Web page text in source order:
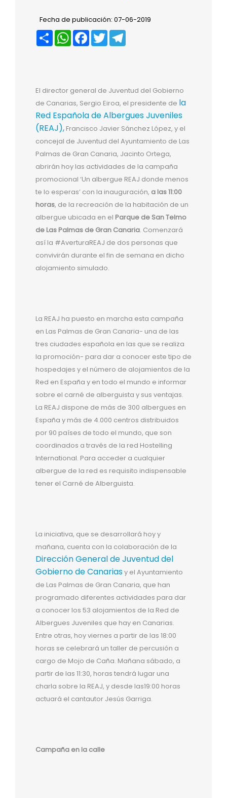
Fecha de publicación: 07-06-2019
CompartirWhatsAppFacebook
Twitter
El director general de Juventud del Gobierno
de Canarias, Sergio Eiroa, el presidente de la
Red Española de Albergues Juveniles
(REAJ), Francisco Javier Sánchez López, y el
concejal de Juventud del Ayuntamiento de Las
Palmas de Gran Canaria, Jacinto Ortega,
abrirán hoy las actividades de la campaña
promocional ‘Un albergue REAJ donde menos
te lo esperas’ con la inauguración, a las 11:00
horas, de la recreación de la habitación de un
albergue ubicada en el Parque de San Telmo
de Las Palmas de Gran Canaria. Comenzará
así la #AverturaREAJ de dos personas que
convivirán durante el fin de semana en dicho
alojamiento simulado.
La REAJ ha puesto en marcha esta campaña
en Las Palmas de Gran Canaria- una de las
tres ciudades española en las que se realiza
la promoción- para dar a conocer este tipo de
hospedajes y el número de alojamientos de la
Red en España y en todo el mundo e informar
sobre el carné de alberguista y sus ventajas.
La REAJ dispone de más de 300 albergues en
España y más de 4.000 centros distribuidos
por 90 países de todo el mundo, que son
coordinados a través de la red Hostelling
International. Para acceder a cualquier
albergue de la red es requisito indispensable
tener el Carné de Alberguista.
La iniciativa, que se desarrollará hoy y
mañana, cuenta con la colaboración de la
Dirección General de Juventud del
Gobierno de Canariasy el Ayuntamiento
de Las Palmas de Gran Canaria, que han
programado diferentes actividades para dar
a conocer los 53 alojamientos de la Red de
Albergues Juveniles que hay en Canarias.
Entre otras, hoy viernes a partir de las 18:00
horas se celebrará un taller de percusión a
cargo de Mojo de Caña. Mañana sábado, a
partir de las 11:30, horas tendrá lugar una
charla sobre la REAJ, y desde las19:00 horas
actuará el cantautor Jesús Garriga.
Campaña en la calle